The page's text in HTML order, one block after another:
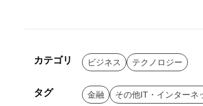
カテゴリ ビジネス テクノロジー
タグ 金融 その他IT・インターネ